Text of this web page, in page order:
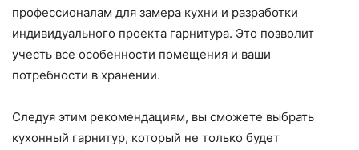
профессионалам для замера кухни и разработки
индивидуального проекта гарнитура. Это позволит
учесть все особенности помещения и ваши
потребности в хранении.
Следуя этим рекомендациям, вы сможете выбрать
кухонный гарнитур, который не только будет